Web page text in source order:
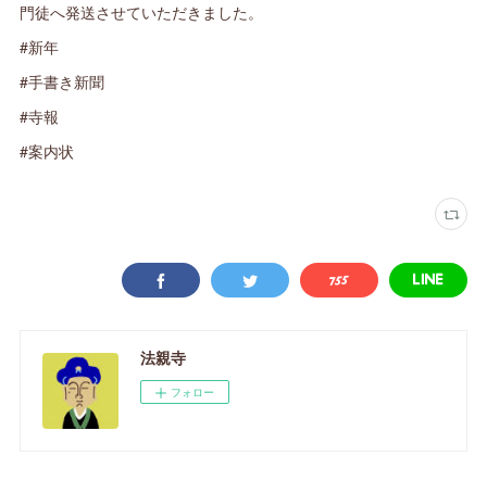
門徒へ発送させていただきました。
#新年
#手書き新聞
#寺報
#案内状
法親寺
フォロー